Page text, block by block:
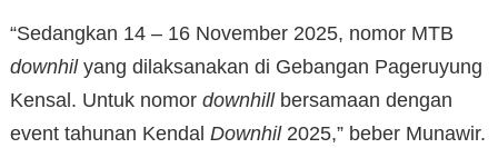
“Sedangkan 14 – 16 November 2025, nomor MTB
downhilyang dilaksanakan di Gebangan Pageruyung
Kensal. Untuk nomor downhillbersamaan dengan
event tahunan Kendal Downhil2025,” beber Munawir.